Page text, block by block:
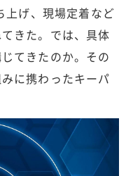
げ、現場定着など
きた。では、具体
てきたのか。その
に携わったキーパ